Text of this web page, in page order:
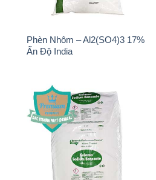
Phèn Nhôm – Al2(SO4)3 17%
Ấn Độ India